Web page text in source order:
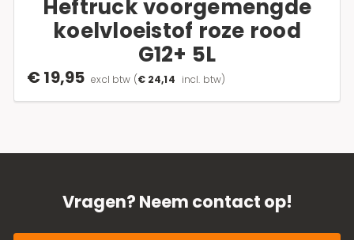
Heftruck voorgemengde
koelvloeistof roze rood
G12+ 5L
€ 19,95 excl btw (€ 24,14 incl. btw)
Vragen? Neem contact op!